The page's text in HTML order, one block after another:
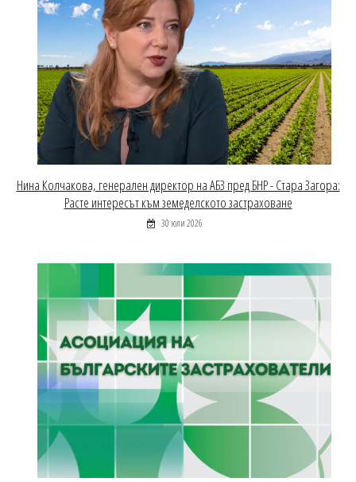
Нина Колчакова, генерален директор на АБЗ пред БНР - Стара Загора:
Расте интересът към земеделското застраховане
30 юли 2026